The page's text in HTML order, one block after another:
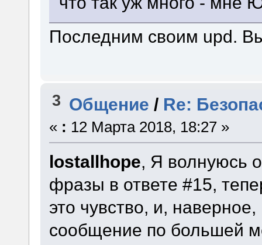
Последним своим upd.
3 Общение / Re:
« : 12 Марта 2018, 18:27 »
lostallhope, Я волнуюсь
фразы в ответе #15,
это чувство, и,
сообщение по большей